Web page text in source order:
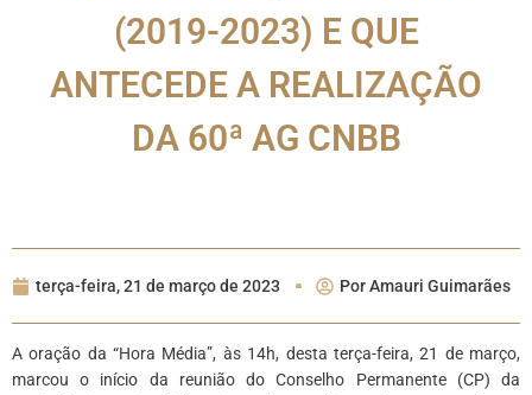
(2019-2023) E QUE
ANTECEDE A REALIZAÇÃO
DA 60ª AG CNBB
terça-feira, 21 de março de 2023 PorAmauri Guimarães
A oração da “Hora Média”, às 14h, desta terça-feira, 21 de março,
marcou o início da reunião do Conselho Permanente (CP) da